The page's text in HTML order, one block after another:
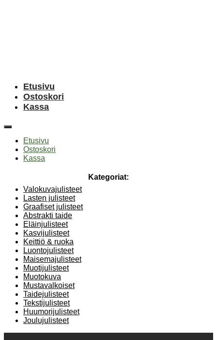
Etusivu
Ostoskori
Kassa
Etusivu
Ostoskori
Kassa
Kategoriat:
Valokuvajulisteet
Lasten julisteet
Graafiset julisteet
Abstrakti taide
Eläinjulisteet
Kasvijulisteet
Keittiö & ruoka
Luontojulisteet
Maisemajulisteet
Muotijulisteet
Muotokuva
Mustavalkoiset
Taidejulisteet
Tekstijulisteet
Huumorijulisteet
Joulujulisteet